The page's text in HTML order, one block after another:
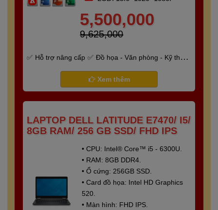
5,500,000
9,625,000
Hỗ trợ nâng cấp
Đồ họa - Văn phòng - Kỹ thuật
Bảo hành 6 tháng
Xem thêm
LAPTOP DELL LATITUDE E7470/ I5/
8GB RAM/ 256 GB SSD/ FHD IPS
• CPU: Intel® Core™ i5 - 6300U.
• RAM: 8GB DDR4.
• Ổ cứng: 256GB SSD.
• Card đồ họa: Intel HD Graphics
520.
• Màn hình: FHD IPS.